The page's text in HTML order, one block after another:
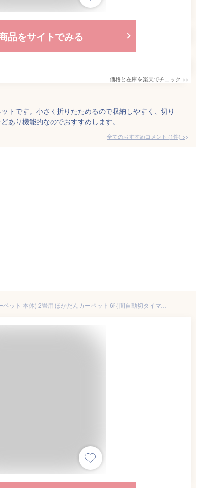
品をサイトでみる
価格と在庫を楽天でチェック >>
トです。小さく折りたためるので収納しやすく、切り
あり機能的なのでおすすめします。
全てのおすすめコメント (1件) >